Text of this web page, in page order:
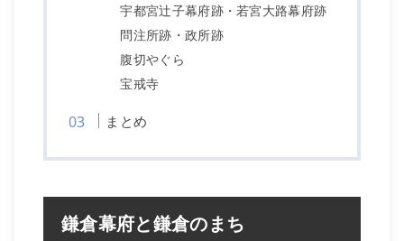
宇都宮辻子幕府跡・若宮大路幕府跡
問注所跡・政所跡
腹切やぐら
宝戒寺
まとめ
鎌倉幕府と鎌倉のまち